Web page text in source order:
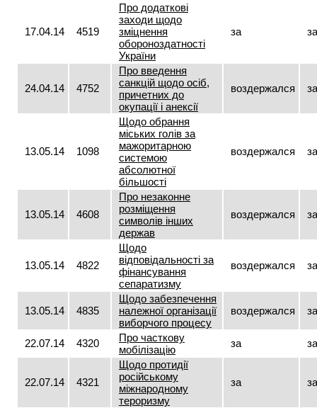
17.04.14 4519
Про додаткові
заходи щодо
зміцнення
обороноздатності
України
за за
24.04.14 4752
Про введення
санкцій щодо осіб,
причетних до
окупації і анексії
воздержался за
13.05.14 1098
Щодо обрання
міських голів за
мажоритарною
системою
абсолютної
більшості
воздержался за
13.05.14 4608
Про незаконне
розміщення
символів інших
держав
воздержался за
13.05.14 4822
Щодо
відповідальності за
фінансування
сепаратизму
воздержался за
13.05.14 4835
Щодо забезпечення
належної організації
виборчого процесу
воздержался за
22.07.14 4320
Про часткову
мобілізацію
за за
22.07.14 4321
Щодо протидії
російському
міжнародному
тероризму
за за